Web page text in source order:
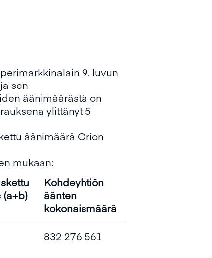
9. luvun
sen
äänimäärästä on
ylittänyt 5
äänimäärä Orion
mukaan:
(a+b)
Kohdeyhtiön
äänten
kokonaismäärä
832 276 561